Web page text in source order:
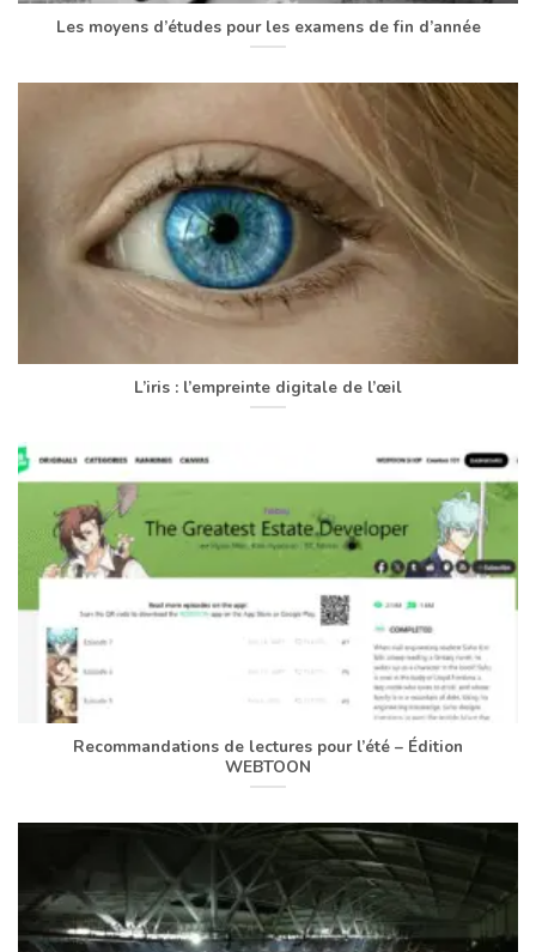
Les moyens d’études pour les examens de fin d’année
L’iris : l’empreinte digitale de l’œil
Recommandations de lectures pour l’été – Édition
WEBTOON